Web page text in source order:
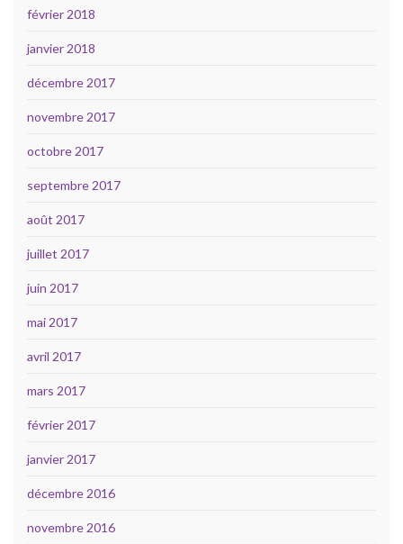
février 2018
janvier 2018
décembre 2017
novembre 2017
octobre 2017
septembre 2017
août 2017
juillet 2017
juin 2017
mai 2017
avril 2017
mars 2017
février 2017
janvier 2017
décembre 2016
novembre 2016